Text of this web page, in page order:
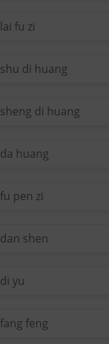
lai fu zi
shu di huang
sheng di huang
da huang
fu pen zi
dan shen
di yu
fang feng